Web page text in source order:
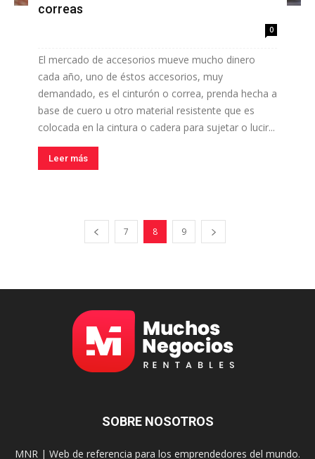
correas
0
El mercado de accesorios mueve mucho dinero
cada año, uno de éstos accesorios, muy
demandado, es el cinturón o correa, prenda hecha a
base de cuero u otro material resistente que es
colocada en la cintura o cadera para sujetar o lucir...
Leer más
7 8 9
SOBRE NOSOTROS
MNR | Web de referencia para los emprendedores del mundo.